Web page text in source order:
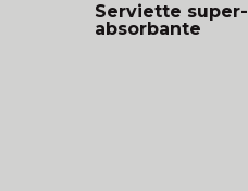
Serviette super-
absorbante